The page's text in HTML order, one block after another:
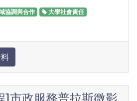
協調與合作 大學社會責任